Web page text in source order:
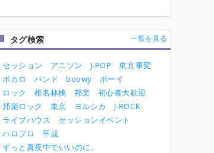
Dr Key
Other
と きむ☆ゆう(中川侑)受付終了
合王子 受付終了
なゴン あずねこ
受付終了
のうえ
Dr Key
Other
と きむ☆ゆう(中川侑)受付終了
合王子 受付終了
なゴン あずねこ
受付終了
のうえ
Dr Key
Other
と きむ☆ゆう(中川侑)受付終了
合王子 受付終了
なゴン あずねこ
受付終了
のうえ
Dr Key
Other
と きむ☆ゆう(中川侑)受付終了
合王子 受付終了
なゴン あずねこ
受付終了
のうえ
タグ検索 一覧を見る
セッション アニソン J-POP
東京事変
ボカロ
バンド boowy
ボーイ
ロック
椎名林檎 邦楽
初心者大歓迎
邦楽ロック
東京 ヨルシカ
J-ROCK
ライブハウス
セッションイベント
ハロプロ
平成
ずっと真夜中でいいのに。